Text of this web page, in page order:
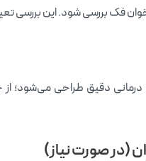
فک بررسی شود. این بررسی
درمانی دقیق طراحی می‌شود؛